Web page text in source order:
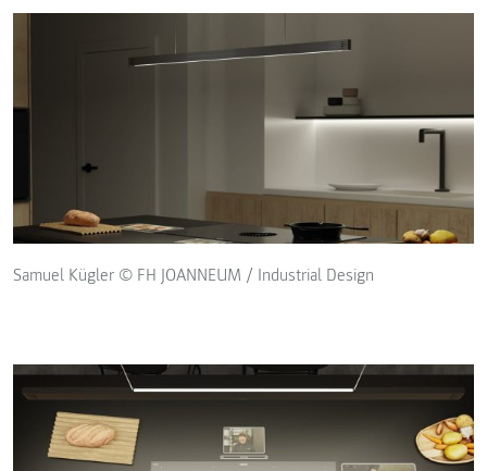
Samuel Kügler © FH JOANNEUM / Industrial Design